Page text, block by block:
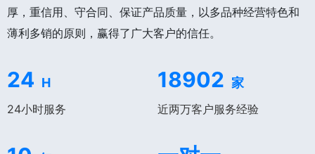
厚，重信用、守合同、保证产品质量，以多品种经营特色和
薄利多销的原则，赢得了广大客户的信任。
24 H
24小时服务
18902 家
近两万客户服务经验